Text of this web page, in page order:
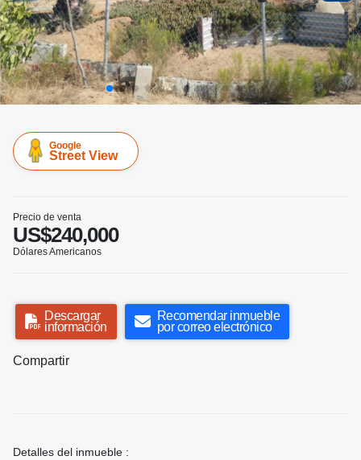
Google
Street View
Precio de venta
US$240,000
Dólares Americanos
Descargar
información
Recomendar inmueble
por correo electrónico
Compartir
Detalles del inmueble :